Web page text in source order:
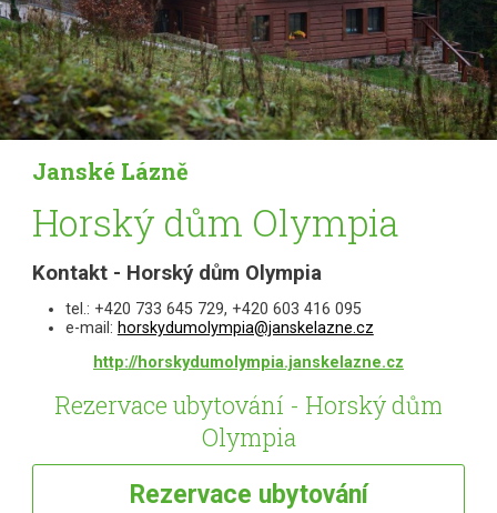
Janské Lázně
Horský dům Olympia
Kontakt - Horský dům Olympia
tel.: +420 733 645 729, +420 603 416 095
e-mail: horskydumolympia@janskelazne.cz
http://horskydumolympia.janskelazne.cz
Rezervace ubytování - Horský dům
Olympia
Rezervace ubytování